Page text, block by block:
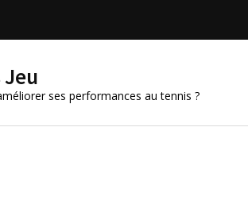
Jeu
ses performances au tennis ?